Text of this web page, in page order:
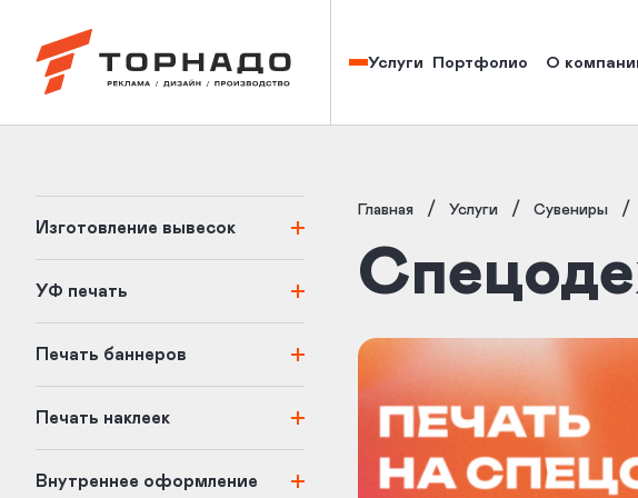
Изготовление наружной рекламы в Кирове — Торнадо
Услуги Портфолио О
Изготовление вывесок
УФ печать
Печать баннеров
Печать наклеек
Внутреннее оформление
Главная / Услуги / Сувениры /